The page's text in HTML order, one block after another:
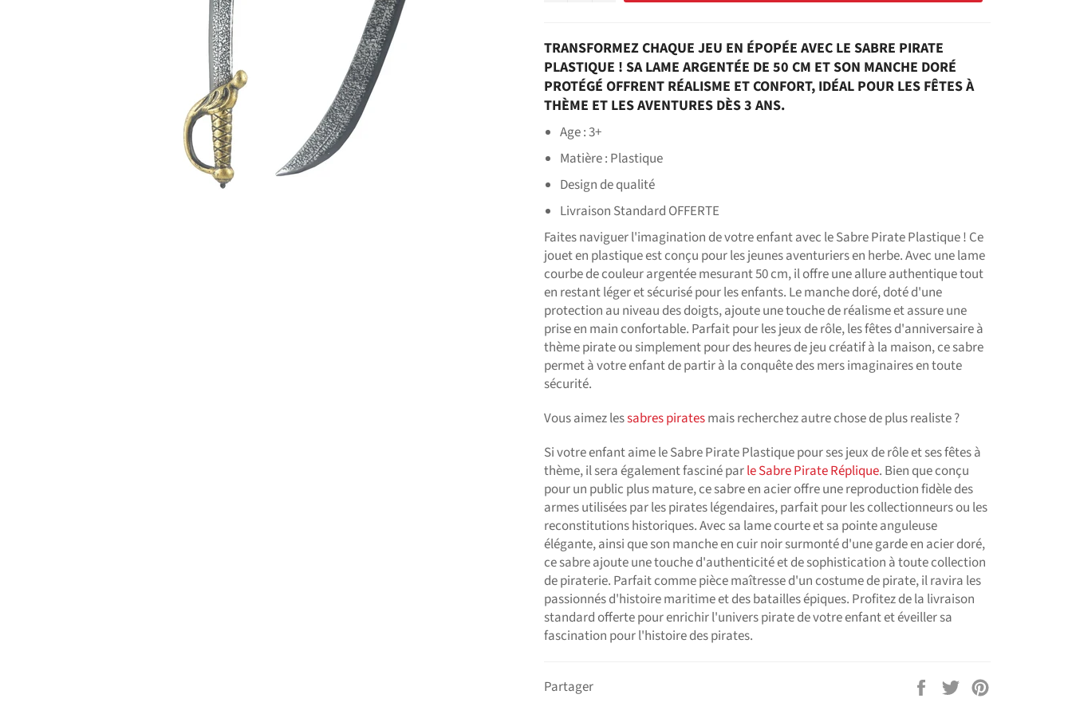
TRANSFORMEZ CHAQUE JEU EN ÉPOPÉE AVEC LE SABRE PIRATE
PLASTIQUE ! SA LAME ARGENTÉE DE 50 CM ET SON MANCHE DORÉ
PROTÉGÉ OFFRENT RÉALISME ET CONFORT, IDÉAL POUR LES FÊTES À
THÈME ET LES AVENTURES DÈS 3 ANS.
Age : 3+
Matière : Plastique
Design de qualité
Livraison Standard OFFERTE
Faites naviguer l'imagination de votre enfant avec le Sabre Pirate Plastique ! Ce
jouet en plastique est conçu pour les jeunes aventuriers en herbe. Avec une lame
courbe de couleur argentée mesurant 50 cm, il offre une allure authentique tout
en restant léger et sécurisé pour les enfants. Le manche doré, doté d'une
protection au niveau des doigts, ajoute une touche de réalisme et assure une
prise en main confortable. Parfait pour les jeux de rôle, les fêtes d'anniversaire à
thème pirate ou simplement pour des heures de jeu créatif à la maison, ce sabre
permet à votre enfant de partir à la conquête des mers imaginaires en toute
sécurité.
Vous aimez lessabres piratesmais recherchez autre chose de plus realiste ?
Si votre enfant aime le Sabre Pirate Plastique pour ses jeux de rôle et ses fêtes à
thème, il sera également fasciné parle Sabre Pirate Réplique. Bien que conçu
pour un public plus mature, ce sabre en acier offre une reproduction fidèle des
armes utilisées par les pirates légendaires, parfait pour les collectionneurs ou les
reconstitutions historiques. Avec sa lame courte et sa pointe anguleuse
élégante, ainsi que son manche en cuir noir surmonté d'une garde en acier doré,
ce sabre ajoute une touche d'authenticité et de sophistication à toute collection
de piraterie. Parfait comme pièce maîtresse d'un costume de pirate, il ravira les
passionnés d'histoire maritime et des batailles épiques. Profitez de la livraison
standard offerte pour enrichir l'univers pirate de votre enfant et éveiller sa
fascination pour l'histoire des pirates.
Partager
PartagerTweeter